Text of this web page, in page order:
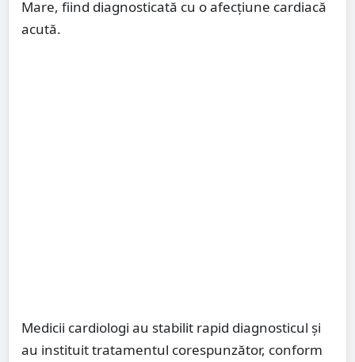
Mare, fiind diagnosticată cu o afecțiune cardiacă
acută.
Medicii cardiologi au stabilit rapid diagnosticul și
au instituit tratamentul corespunzător, conform